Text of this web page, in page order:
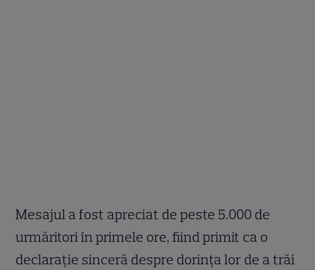
Mesajul a fost apreciat de peste 5.000 de
urmăritori în primele ore, fiind primit ca o
declarație sinceră despre dorința lor de a trăi